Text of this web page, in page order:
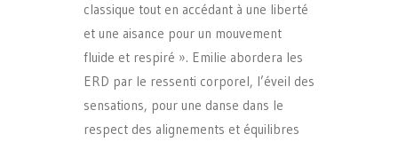
classique tout en accédant à une liberté
et une aisance pour un mouvement
fluide et respiré ». Emilie abordera les
ERD par le ressenti corporel, l’éveil des
sensations, pour une danse dans le
respect des alignements et équilibres